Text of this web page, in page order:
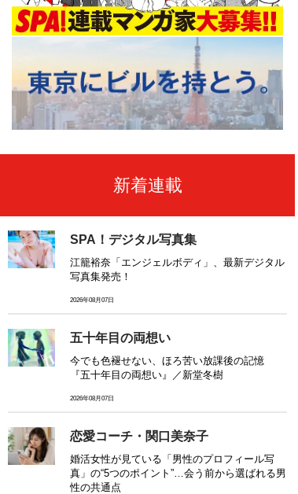
新着連載
SPA！デジタル写真集
江籠裕奈「エンジェルボディ」、最新デジタル
写真集発売！
2026年08月07日
五十年目の両想い
今でも色褪せない、ほろ苦い放課後の記憶
『五十年目の両想い』／新堂冬樹
2026年08月07日
恋愛コーチ・関口美奈子
婚活女性が見ている「男性のプロフィール写
真」の“5つのポイント”…会う前から選ばれる男
性の共通点